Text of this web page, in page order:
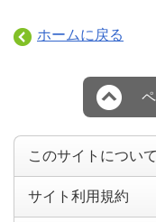
ホームに戻る
このサイトについて
サイト利用規約